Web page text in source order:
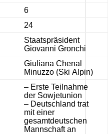
6
24
Staatspräsident
Giovanni Gronchi
Giuliana Chenal
Minuzzo (Ski Alpin)
– Erste Teilnahme
der Sowjetunion
– Deutschland trat
mit einer
gesamtdeutschen
Mannschaft an